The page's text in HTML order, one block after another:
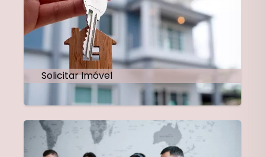
Solicitar Imóvel